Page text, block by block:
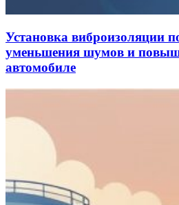
Установка виброизоляции
уменьшения шумов и
автомобиле